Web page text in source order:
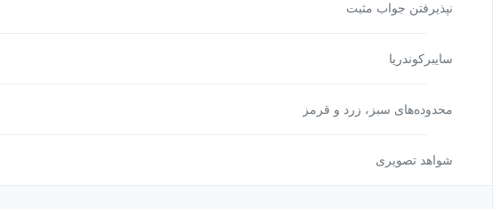
نپذیرفتن جواب مثبت
سایبرکوندریا
محدوده‌های سبز، زرد و قرمز
شواهد تصویری